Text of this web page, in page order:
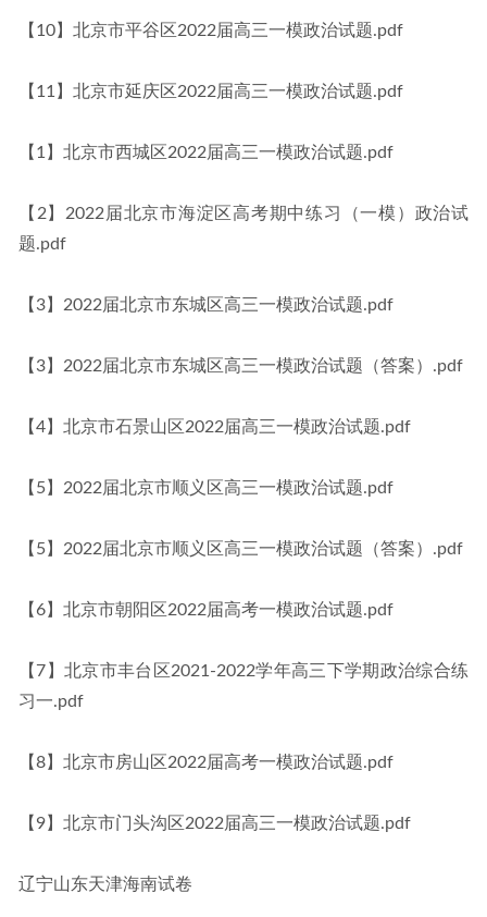
【10】北京市平谷区2022届高三一模政治试题.pdf
【11】北京市延庆区2022届高三一模政治试题.pdf
【1】北京市西城区2022届高三一模政治试题.pdf
【2】2022届北京市海淀区高考期中练习（一模）政治试
题.pdf
【3】2022届北京市东城区高三一模政治试题.pdf
【3】2022届北京市东城区高三一模政治试题（答案）.pdf
【4】北京市石景山区2022届高三一模政治试题.pdf
【5】2022届北京市顺义区高三一模政治试题.pdf
【5】2022届北京市顺义区高三一模政治试题（答案）.pdf
【6】北京市朝阳区2022届高考一模政治试题.pdf
【7】北京市丰台区2021-2022学年高三下学期政治综合练
习一.pdf
【8】北京市房山区2022届高考一模政治试题.pdf
【9】北京市门头沟区2022届高三一模政治试题.pdf
辽宁山东天津海南试卷